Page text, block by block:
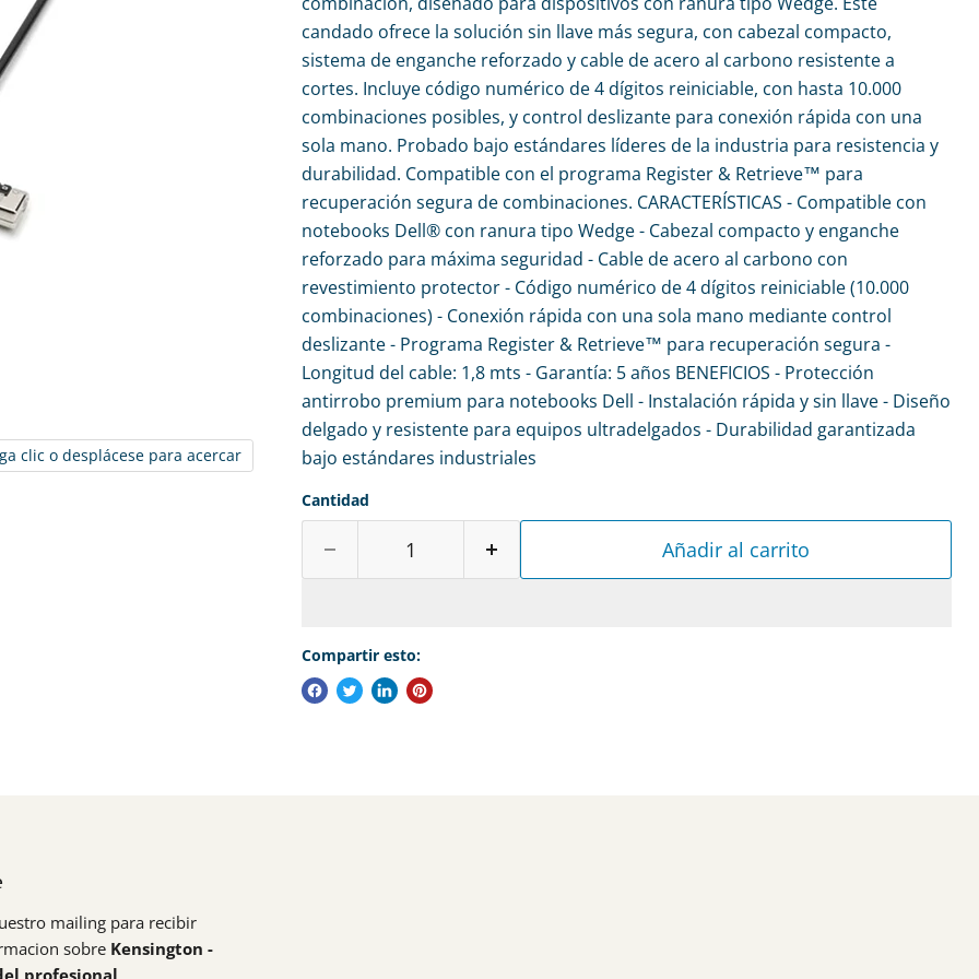
clic o desplácese para acercar
candado ofrece la solución sin llave más segura, con cabezal compacto,
sistema de enganche reforzado y cable de acero al carbono resistente a
cortes. Incluye código numérico de 4 dígitos reiniciable, con hasta 10.000
combinaciones posibles, y control deslizante para conexión rápida con una
sola mano. Probado bajo estándares líderes de la industria para resistencia y
durabilidad. Compatible con el programa Register & Retrieve™ para
recuperación segura de combinaciones. CARACTERÍSTICAS - Compatible con
notebooks Dell® con ranura tipo Wedge - Cabezal compacto y enganche
reforzado para máxima seguridad - Cable de acero al carbono con
revestimiento protector - Código numérico de 4 dígitos reiniciable (10.000
combinaciones) - Conexión rápida con una sola mano mediante control
deslizante - Programa Register & Retrieve™ para recuperación segura -
Longitud del cable: 1,8 mts - Garantía: 5 años BENEFICIOS - Protección
antirrobo premium para notebooks Dell - Instalación rápida y sin llave - Diseño
delgado y resistente para equipos ultradelgados - Durabilidad garantizada
bajo estándares industriales
Cantidad
Añadir al carrito
Compartir esto:
mailing para recibir
sobre Kensington -
profesional